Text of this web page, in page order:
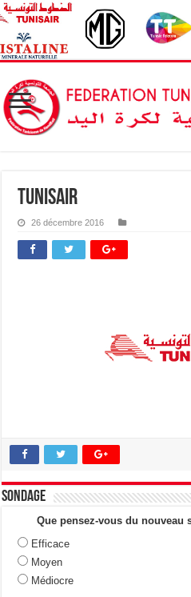
tunisair
26 décembre 2016
Sondage
Que pensez-vous du nouveau
Efficace
Moyen
Médiocre